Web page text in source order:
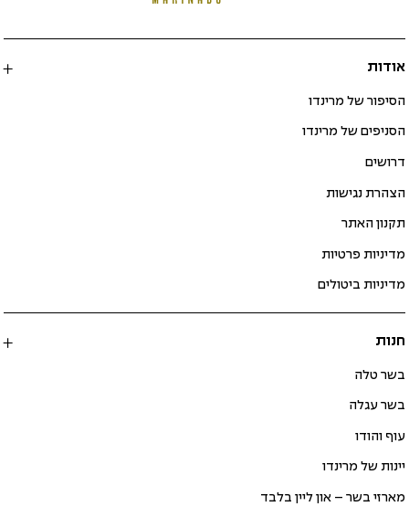
אודות
הסיפור של מרינדו
הסניפים של מרינדו
דרושים
הצהרת נגישות
תקנון האתר
מדיניות פרטיות
מדיניות ביטולים
חנות
בשר טלה
בשר עגלה
עוף והודו
יינות של מרינדו
מארזי בשר – און ליין בלבד